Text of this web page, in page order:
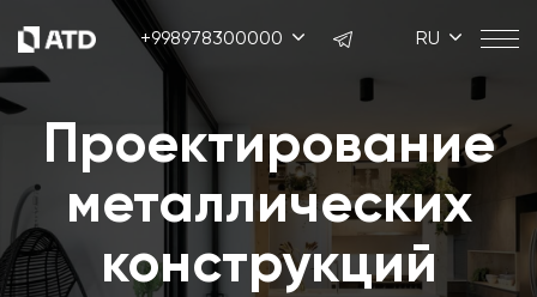
+998978300000 RU
Проектирование
металлических
конструкций